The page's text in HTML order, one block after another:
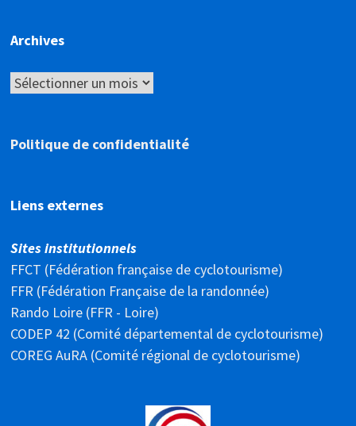
Archives
Archives
Politique de confidentialité
Liens externes
Sites institutionnels
FFCT (Fédération française de cyclotourisme)
FFR (Fédération Française de la randonnée)
Rando Loire (FFR - Loire)
CODEP 42 (Comité départemental de cyclotourisme)
COREG AuRA (Comité régional de cyclotourisme)